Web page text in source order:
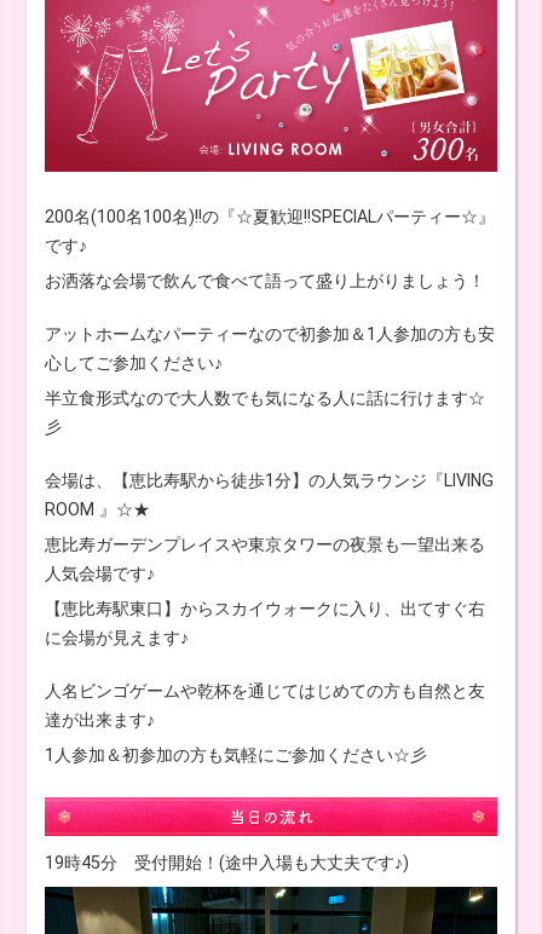
200名(100名100名)!!の『☆夏歓迎!!SPECIALパーティー☆』
です♪
お洒落な会場で飲んで食べて語って盛り上がりましょう！
アットホームなパーティーなので初参加＆1人参加の方も安
心してご参加ください♪
半立食形式なので大人数でも気になる人に話に行けます☆
彡
会場は、【恵比寿駅から徒歩1分】の人気ラウンジ『LIVING
ROOM 』☆★
恵比寿ガーデンプレイスや東京タワーの夜景も一望出来る
人気会場です♪
【恵比寿駅東口】からスカイウォークに入り、出てすぐ右
に会場が見えます♪
人名ビンゴゲームや乾杯を通じてはじめての方も自然と友
達が出来ます♪
1人参加＆初参加の方も気軽にご参加ください☆彡
19時45分 受付開始！(途中入場も大丈夫です♪)